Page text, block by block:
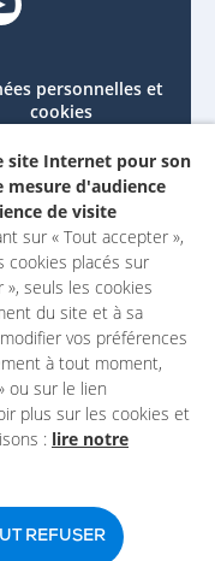
personnelles et
cookies
Accessibilité : non
conforme
légales
site Internet pour son
d'audience
de visite
sur « Tout accepter »,
cookies placés sur
seuls les cookies
du site et à sa
vos préférences
à tout moment,
ou sur le lien
plus sur les cookies et
: lire notre
REFUSER